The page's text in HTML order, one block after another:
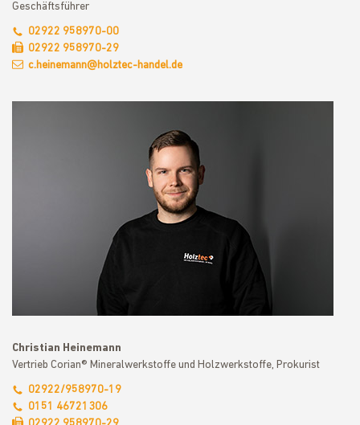
Geschäftsführer
02922 958970-00
02922 958970-29
c.heinemann@holztec-handel.de
Christian Heinemann
Vertrieb Corian® Mineralwerkstoffe und Holzwerkstoffe, Prokurist
02922/958970-19
0151 46721306